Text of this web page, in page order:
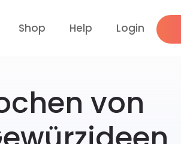
Shop Help Login
von